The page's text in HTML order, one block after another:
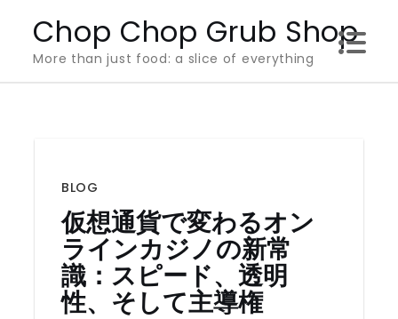
content
Chop Chop Grub Shop
More than just food: a slice of everything
BLOG
仮想通貨で変わるオン
ラインカジノの新常
識：スピード、透明
性、そして主導権